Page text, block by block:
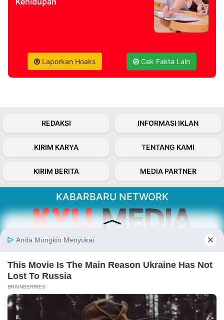
Laporkan Hoaks Cek Fakta Lain
REDAKSI INFORMASI IKLAN
KIRIM KARYA TENTANG KAMI
KIRIM BERITA MEDIA PARTNER
KABARBARU NETWORK
Kabarbaru.co menyajikan berita aktual dan
Follow Kabarbaru